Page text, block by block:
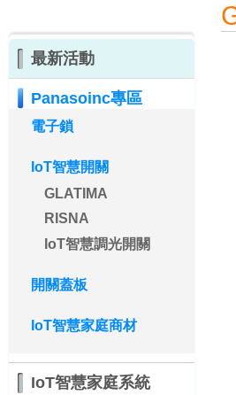
最新活動
Panasoinc專區
電子鎖
IoT智慧開關
GLATIMA
RISNA
IoT智慧調光開關
開關蓋板
IoT智慧家庭商材
IoT智慧家庭系統